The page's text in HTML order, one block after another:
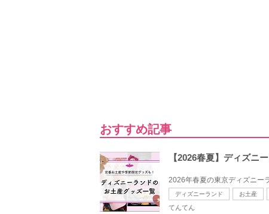
おすすめ記事
【2026春夏】ディズニ
2026年春夏の東京ディズニー
ディズニーランド お土産
てんてん